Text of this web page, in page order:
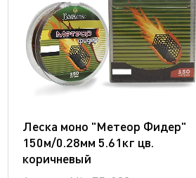
Леска моно "Метеор Фидер"
150м/0.28мм 5.61кг цв.
коричневый